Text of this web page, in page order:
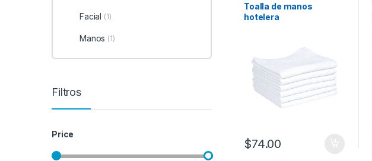
Toalla de manos
hotelera
$74.00
Facial (1)
Manos (1)
Filtros
Price